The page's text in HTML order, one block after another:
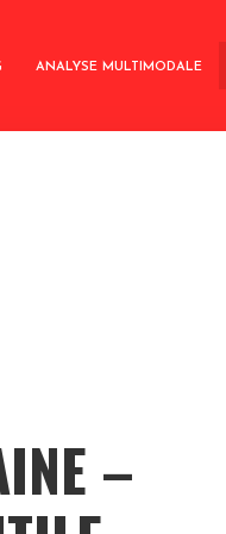
ANALYSE MULTIMODALE
–